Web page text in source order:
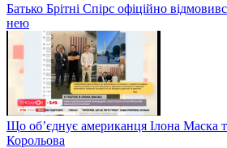
Батько Брітні Спірс офіційно
нею
Що об’єднує американця Ілона Маска
Корольова